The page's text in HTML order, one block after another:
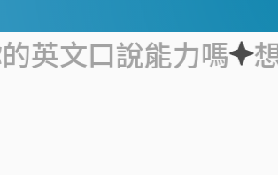
能力嗎 想進步你